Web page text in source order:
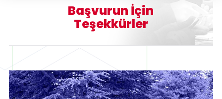
Başvurun İçin
Teşekkürler